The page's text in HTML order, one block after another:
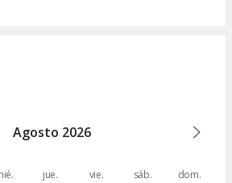
Agosto 2026
jue. vie. sáb. dom.